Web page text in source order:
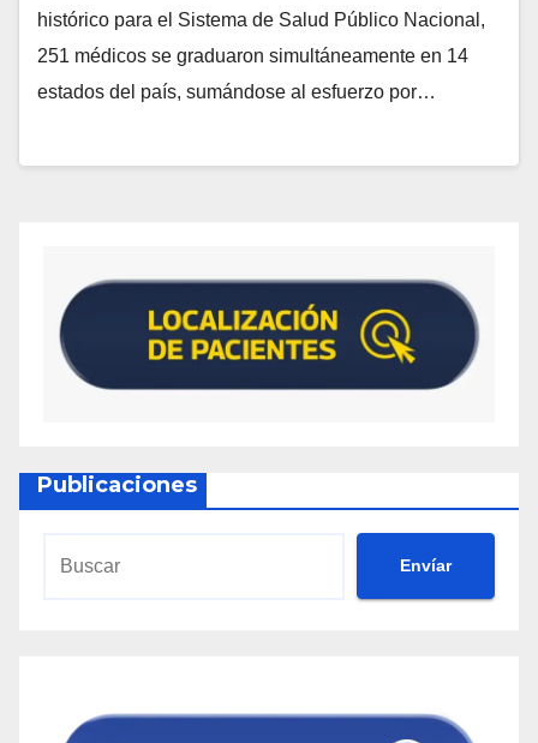
histórico para el Sistema de Salud Público Nacional,
251 médicos se graduaron simultáneamente en 14
estados del país, sumándose al esfuerzo por…
Publicaciones
Envíar